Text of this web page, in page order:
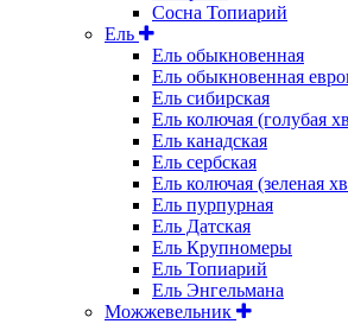
Сосна Топиарий
Ель
Ель обыкновенная
Ель обыкновенная
Ель сибирская
Ель колючая (голубая
Ель канадская
Ель сербская
Ель колючая (зеленая
Ель пурпурная
Ель Датская
Ель Крупномеры
Ель Топиарий
Ель Энгельмана
Можжевельник